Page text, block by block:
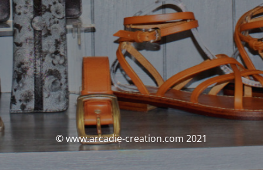
© www.arcadie-creation.com 2021